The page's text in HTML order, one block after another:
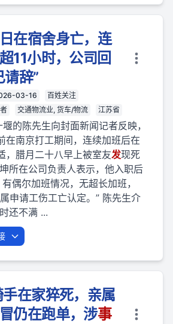
在宿舍身亡，连
11小时，公司回
请辞”
03-16
百姓关注
交通物流业, 货车/物流 江苏省
的陈先生向封面新闻记者反映，
在南京打工期间，连续加班后在
，腊月二十八早上被室友发现死
所在公司负责人表示，他入职后
偶尔加班情况，无超长加班，
申请工伤工亡认定。” 陈先生介
还不满 ...
在家猝死，亲属
仍在跑单，涉事